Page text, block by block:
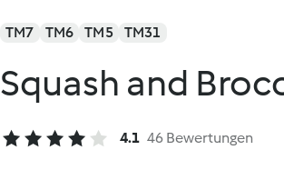
TM7 TM6 TM5 TM31
Squash and
4.1 46 Bewertungen